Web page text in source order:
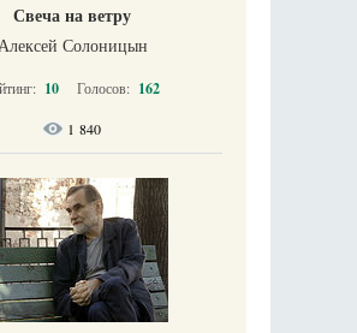
Свеча на ветру
Солоницын
10 Голосов: 162
1 840